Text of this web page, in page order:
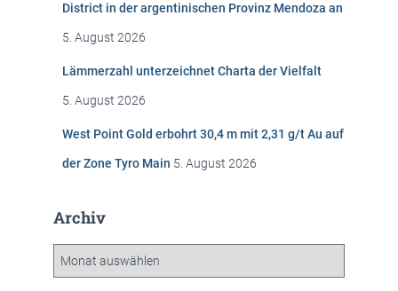
District in der argentinischen Provinz Mendoza an
5. August 2026
Lämmerzahl unterzeichnet Charta der Vielfalt
5. August 2026
West Point Gold erbohrt 30,4 m mit 2,31 g/t Au auf
der Zone Tyro Main 5. August 2026
Archiv